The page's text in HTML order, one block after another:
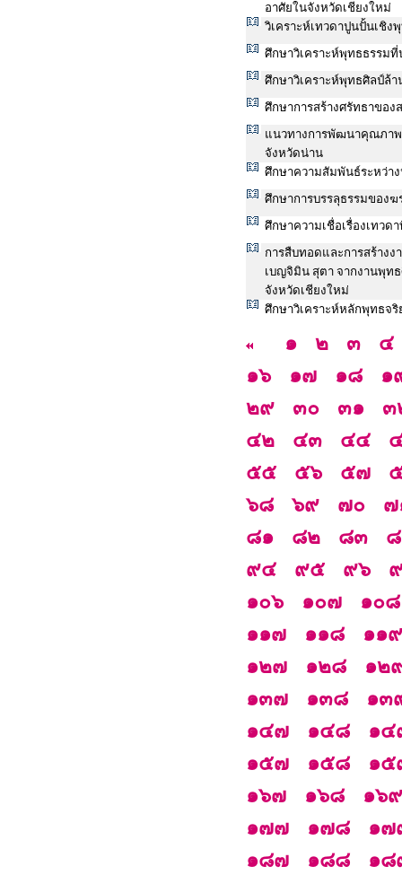
อาศัยในจังหวัดเชียงใหม่
วิเคราะห์เทวดาปูนปั้นเชิง
ศึกษาวิเคราะห์พุทธธรรมที่
ศึกษาวิเคราะห์พุทธศิลป์ล้
ศึกษาการสร้างศรัทธาขอ
แนวทางการพัฒนาคุณภาพ
จังหวัดน่าน
ศึกษาความสัมพันธ์ระหว่
ศึกษาการบรรลุธรรมของ
ศึกษาความเชื่อเรื่องเทว
การสืบทอดและการสร้าง
เบญจิมิน สุตา จากงานพุท
จังหวัดเชียงใหม่
ศึกษาวิเคราะห์หลักพุทธจ
๑ ๒ ๓
๔
๑๖
๑๗ ๑๘
๑
๒๙
๓๐ ๓๑
๓
๔๒
๔๓ ๔๔
๕๕
๕๖ ๕๗
๖๘
๖๙ ๗๐
๗
๘๑
๘๒ ๘๓
๙๔
๙๕ ๙๖
๑๐๖
๑๐๗
๑๐๘
๑๑๗
๑๑๘
๑๑๙
๑๒๗
๑๒๘
๑๒
๑๓๗
๑๓๘
๑๓
๑๔๗
๑๔๘
๑๔
๑๕๗
๑๕๘
๑๕
๑๖๗
๑๖๘
๑๖๙
๑๗๗
๑๗๘
๑๗
๑๘๗
๑๘๘
๑๘